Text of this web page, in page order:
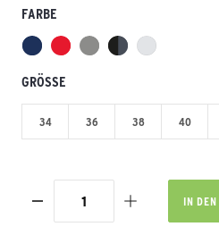
FARBE
GRÖSSE
34 36 38 40
IN DEN